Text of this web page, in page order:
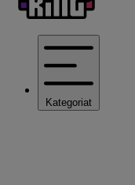
Kategoriat